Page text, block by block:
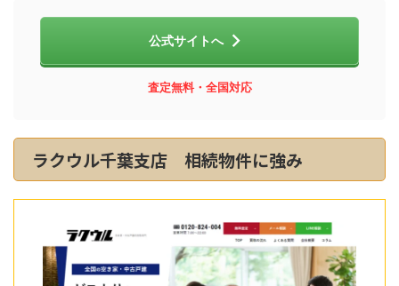
公式サイトへ
査定無料・全国対応
ラクウル千葉支店 相続物件に強み